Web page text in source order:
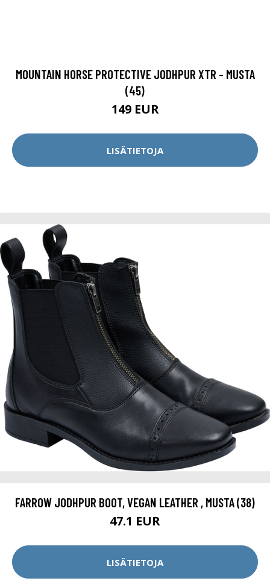
MOUNTAIN HORSE PROTECTIVE JODHPUR XTR - MUSTA
(45)
149 EUR
LISÄTIETOJA
FARROW JODHPUR BOOT, VEGAN LEATHER , MUSTA (38)
47.1 EUR
LISÄTIETOJA